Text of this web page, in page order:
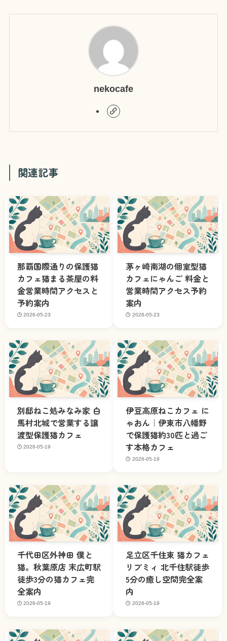
nekocafe
関連記事
那覇国際通りの保護猫
カフェ猫まる茶屋の料
金営業時間アクセスと
予約案内
2026-05-23
茅ヶ崎南湖の個室型猫
カフェにゃんご 料金と
営業時間アクセス予約
案内
2026-05-23
別邸ねこ処みなみ家 白
馬村北城で営業する譲
渡型保護猫カフェ
2026-05-19
伊豆高原ねこカフェ に
ゃおん｜伊東市八幡野
で保護猫約30匹と過ご
す本格カフェ
2026-05-19
千代田区外神田 僕と
猫。秋葉原店 末広町駅
徒歩3分の猫カフェ完
全案内
2026-05-19
足立区千住東 猫カフェ
リプミィ 北千住駅徒歩
5分の癒し空間完全案
内
2026-05-19